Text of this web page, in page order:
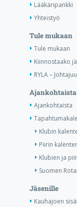
Lääkäripankki
Yhteistyö
Tule mukaan
Tule mukaan
Kiinnostaako
RYLA –
Ajankohtaista
Ajankohtaista
Klubin
Piirin
Klubien ja
Suomen
Jäsenille
Kauhajoen